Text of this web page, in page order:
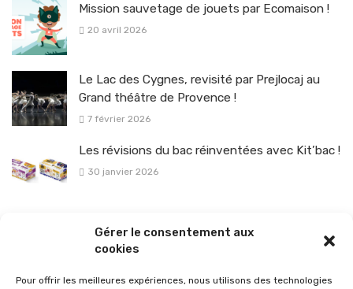
Gérer le consentement aux
cookies
Pour offrir les meilleures expériences, nous utilisons des technologies
Mission sauvetage de jouets par Ecomaison !
20 avril 2026
Le Lac des Cygnes, revisité par Prejlocaj au
Grand théâtre de Provence !
7 février 2026
Les révisions du bac réinventées avec Kit’bac !
30 janvier 2026